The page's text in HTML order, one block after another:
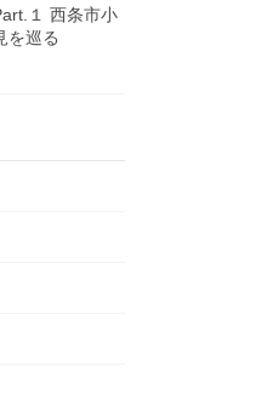
１ 西条市小
を巡る